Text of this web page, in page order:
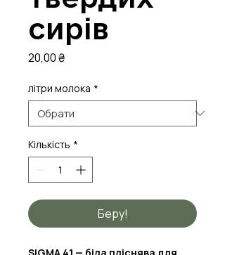
сирів
20,00 ₴Ціна
літри молока *
Кількість *
Беру!